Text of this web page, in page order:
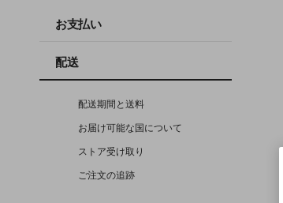
お支払い
配送
配送期間と送料
お届け可能な国について
ストア受け取り
ご注文の追跡
ご注文について
サイズガイド